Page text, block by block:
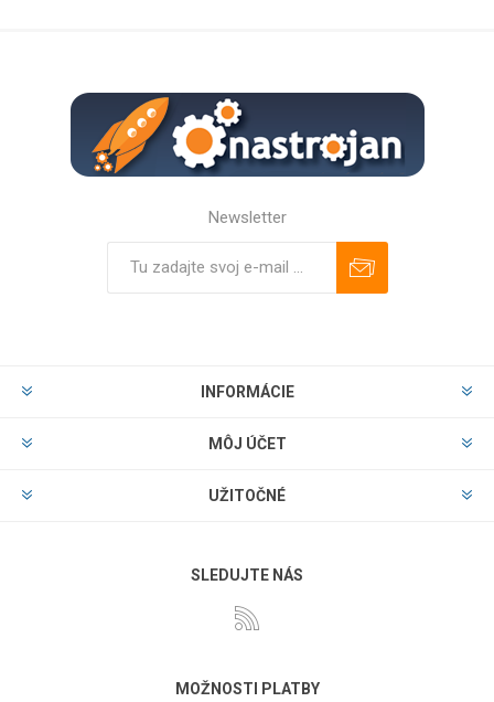
Newsletter
INFORMÁCIE
MÔJ ÚČET
UŽITOČNÉ
SLEDUJTE NÁS
MOŽNOSTI PLATBY